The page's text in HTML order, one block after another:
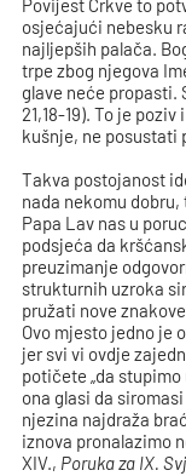
Povijest Crkve to
osjećajući nebesku
najljepših palača.
trpe zbog njegova
glave neće propasti.
21,18-19). To je
kušnje, ne posustati
Takva postojanost
nada nekomu
Papa Lav nas u
podsjeća da
preuzimanje
strukturnih uzroka
pružati nove
Ovo mjesto jedno je
jer svi vi ovdje
potičete „da
ona glasi da
njezina najdraža
iznova pronalazimo
XIV., Poruka za IX.